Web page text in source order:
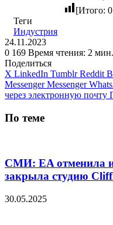
[Итого: 0
Теги
Индустрия
24.11.2023
0 169 Время чтения: 2 мин.
Поделиться
X LinkedIn Tumblr Reddit
Messenger Messenger
через электронную почту
По теме
СМИ: EA отменила
закрыла студию
30.05.2025